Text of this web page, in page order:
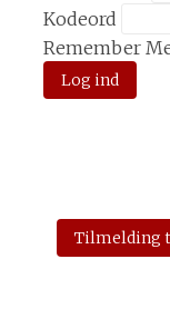
Kodeord
Remember
Tilmelding